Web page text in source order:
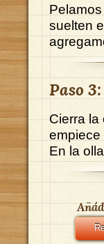
suelten
Paso 3:
Cierra la
empiece
En la